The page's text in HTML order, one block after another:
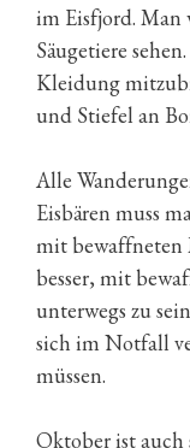
im Eisfjord. Man
Säugetiere
Kleidung
und Stiefel an
Alle
Eisbären muss
mit bewaffneten
besser, mit
unterwegs zu
sich im Notfall
müssen.
Oktober ist auch